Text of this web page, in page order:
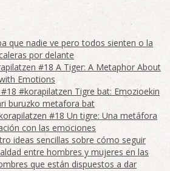
que nadie ve pero todos sienten o la
por delante
#18 A Tiger: A Metaphor About
Emotions
#korapilatzen Tigre bat: Emozioekin
buruzko metafora bat
#18 Un tigre: Una metáfora
con las emociones
ideas sencillas sobre cómo seguir
entre hombres y mujeres en las
que están dispuestos a dar